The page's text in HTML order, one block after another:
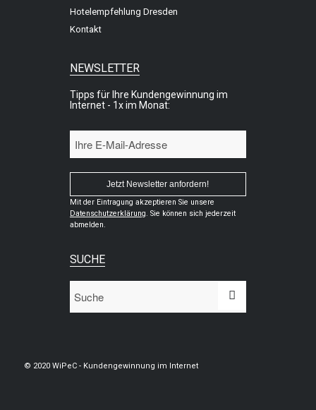
Hotelempfehlung Dresden
Kontakt
NEWSLETTER
Tipps für Ihre Kundengewinnung im
Internet - 1x im Monat:
Mit der Eintragung akzeptieren Sie unsere
Datenschutzerklärung . Sie können sich jederzeit
abmelden.
SUCHE
© 2020 WiPeC - Kundengewinnung im Internet